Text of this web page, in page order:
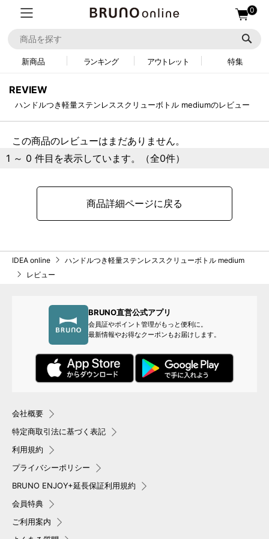
0
新商品 ランキング アウトレット 特集
REVIEW
ハンドルつき軽量ステンレススクリューボトル mediumのレビュー
この商品のレビューはまだありません。
1 ～ 0 件目を表示しています。（全0件）
商品詳細ページに戻る
IDEA online
ハンドルつき軽量ステンレススクリューボトル medium
レビュー
BRUNO直営公式アプリ
会員証やポイント管理がもっと便利に。
最新情報やお得なクーポンもお届けします。
会社概要
特定商取引法に基づく表記
利用規約
プライバシーポリシー
BRUNO ENJOY+延長保証利用規約
会員特典
ご利用案内